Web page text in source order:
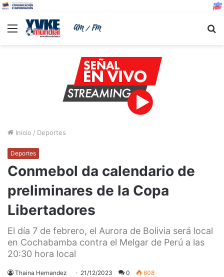
Menu
Inicio / Deportes
Deportes
Conmebol da calendario de
preliminares de la Copa
Libertadores
El día 7 de febrero, el Aurora de Bolivia será local
en Cochabamba contra el Melgar de Perú a las
20:30 hora local
Thaina Hernandez 21/12/2023 0 608